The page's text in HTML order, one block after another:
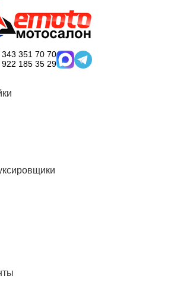
343 351 70 70
922 185 35 29